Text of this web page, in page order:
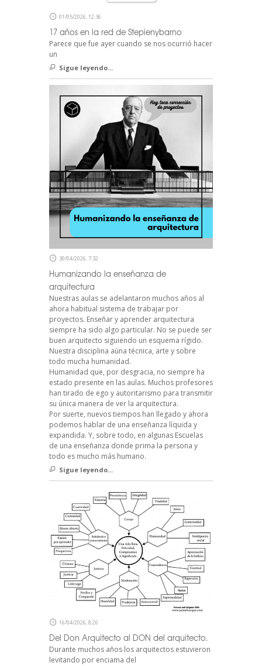
01/05/2026, 12:36
17 años en la red de Stepienybarno
Parece que fue ayer cuando se nos ocurrió hacer
un
Sigue leyendo...
30/04/2026, 7:32
Humanizando la enseñanza de
arquitectura
Nuestras aulas se adelantaron muchos años al
ahora habitual sistema de trabajar por
proyectos. Enseñar y aprender arquitectura
siempre ha sido algo particular. No se puede ser
buen arquitecto siguiendo un esquema rígido.
Nuestra disciplina aúna técnica, arte y sobre
todo mucha humanidad.
Humanidad que, por desgracia, no siempre ha
estado presente en las aulas. Muchos profesores
han tirado de ego y autoritarismo para transmitir
su única manera de ver la arquitectura.
Por suerte, nuevos tiempos han llegado y ahora
podemos hablar de una enseñanza líquida y
expandida. Y, sobre todo, en algunas Escuelas
de una enseñanza donde prima la persona y
todo es mucho más humano.
Sigue leyendo...
16/04/2026, 8:26
Del Don Arquitecto al DON del arquitecto.
Durante muchos años los arquitectos estuvieron
levitando por enciama del